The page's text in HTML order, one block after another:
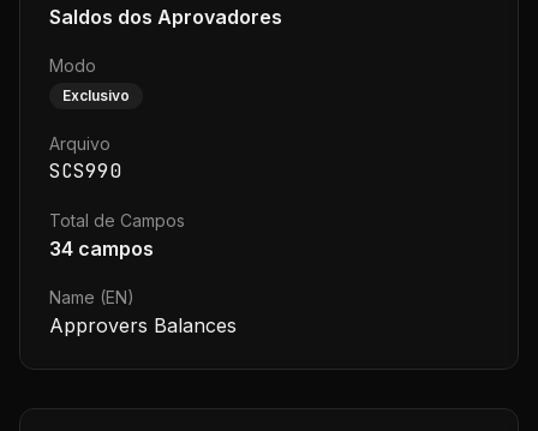
Saldos dos Aprovadores
Modo
Exclusivo
Arquivo
SCS990
Total de Campos
34 campos
Name (EN)
Approvers Balances